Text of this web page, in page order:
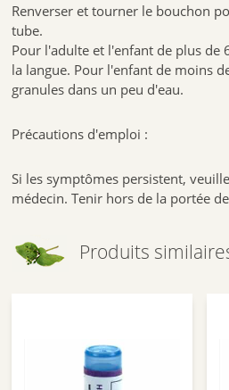
Renverser et tourner le bouchon
tube.
Pour l'adulte et l'enfant de plus de
la langue. Pour l'enfant de moins
granules dans un peu d'eau.
Précautions d'emploi :
Si les symptômes persistent,
médecin. Tenir hors de la portée
Produits